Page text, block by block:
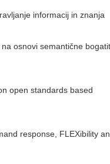
informacij in znanja
osnovi semantične
open standards based
response, FLEXibility